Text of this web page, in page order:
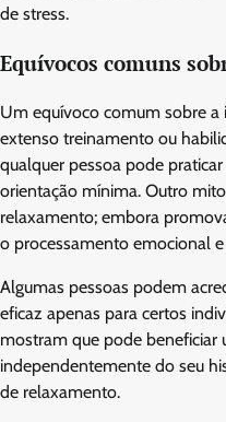
de stress.
Equívocos comuns
Um equívoco comum sobre a
extenso treinamento ou
qualquer pessoa pode
orientação mínima. Outro
relaxamento; embora
o processamento emocional
Algumas pessoas podem
eficaz apenas para certos
mostram que pode beneficiar
independentemente do seu
de relaxamento.